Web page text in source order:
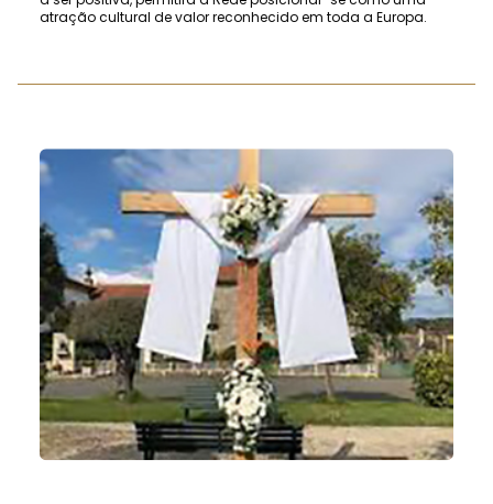
atração cultural de valor reconhecido em toda a Europa.